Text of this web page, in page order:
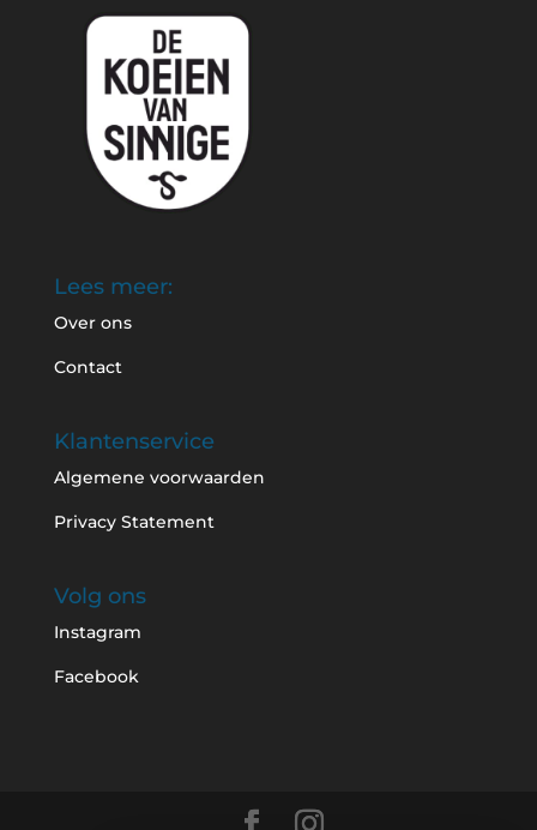
Lees meer:
Over ons
Contact
Klantenservice
Algemene voorwaarden
Privacy Statement
Volg ons
Instagram
Facebook